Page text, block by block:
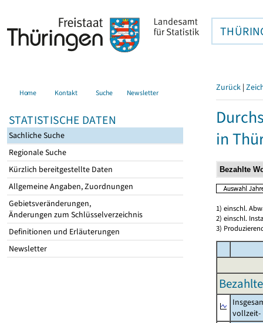
Home Kontakt Suche Newsletter
STATISTISCHE DATEN
Sachliche Suche
Regionale Suche
Kürzlich bereitgestellte Daten
Allgemeine Angaben, Zuordnungen
Gebietsveränderungen,
Änderungen zum Schlüsselverzeichnis
Definitionen und Erläuterungen
Newsletter
Zurück |
in
1) einschl.
2) einschl.
3)
vollzeit-